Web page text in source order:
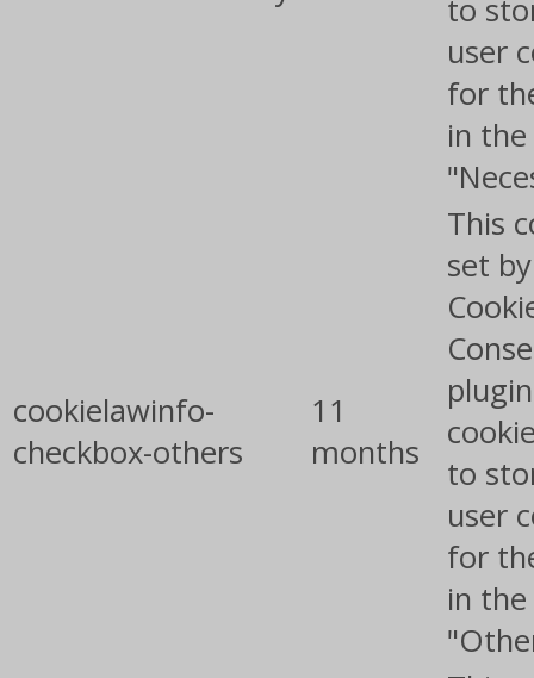
to
user
for
in
cookielawinfo-
checkbox-others
11
months
This
set
to
user
for
in